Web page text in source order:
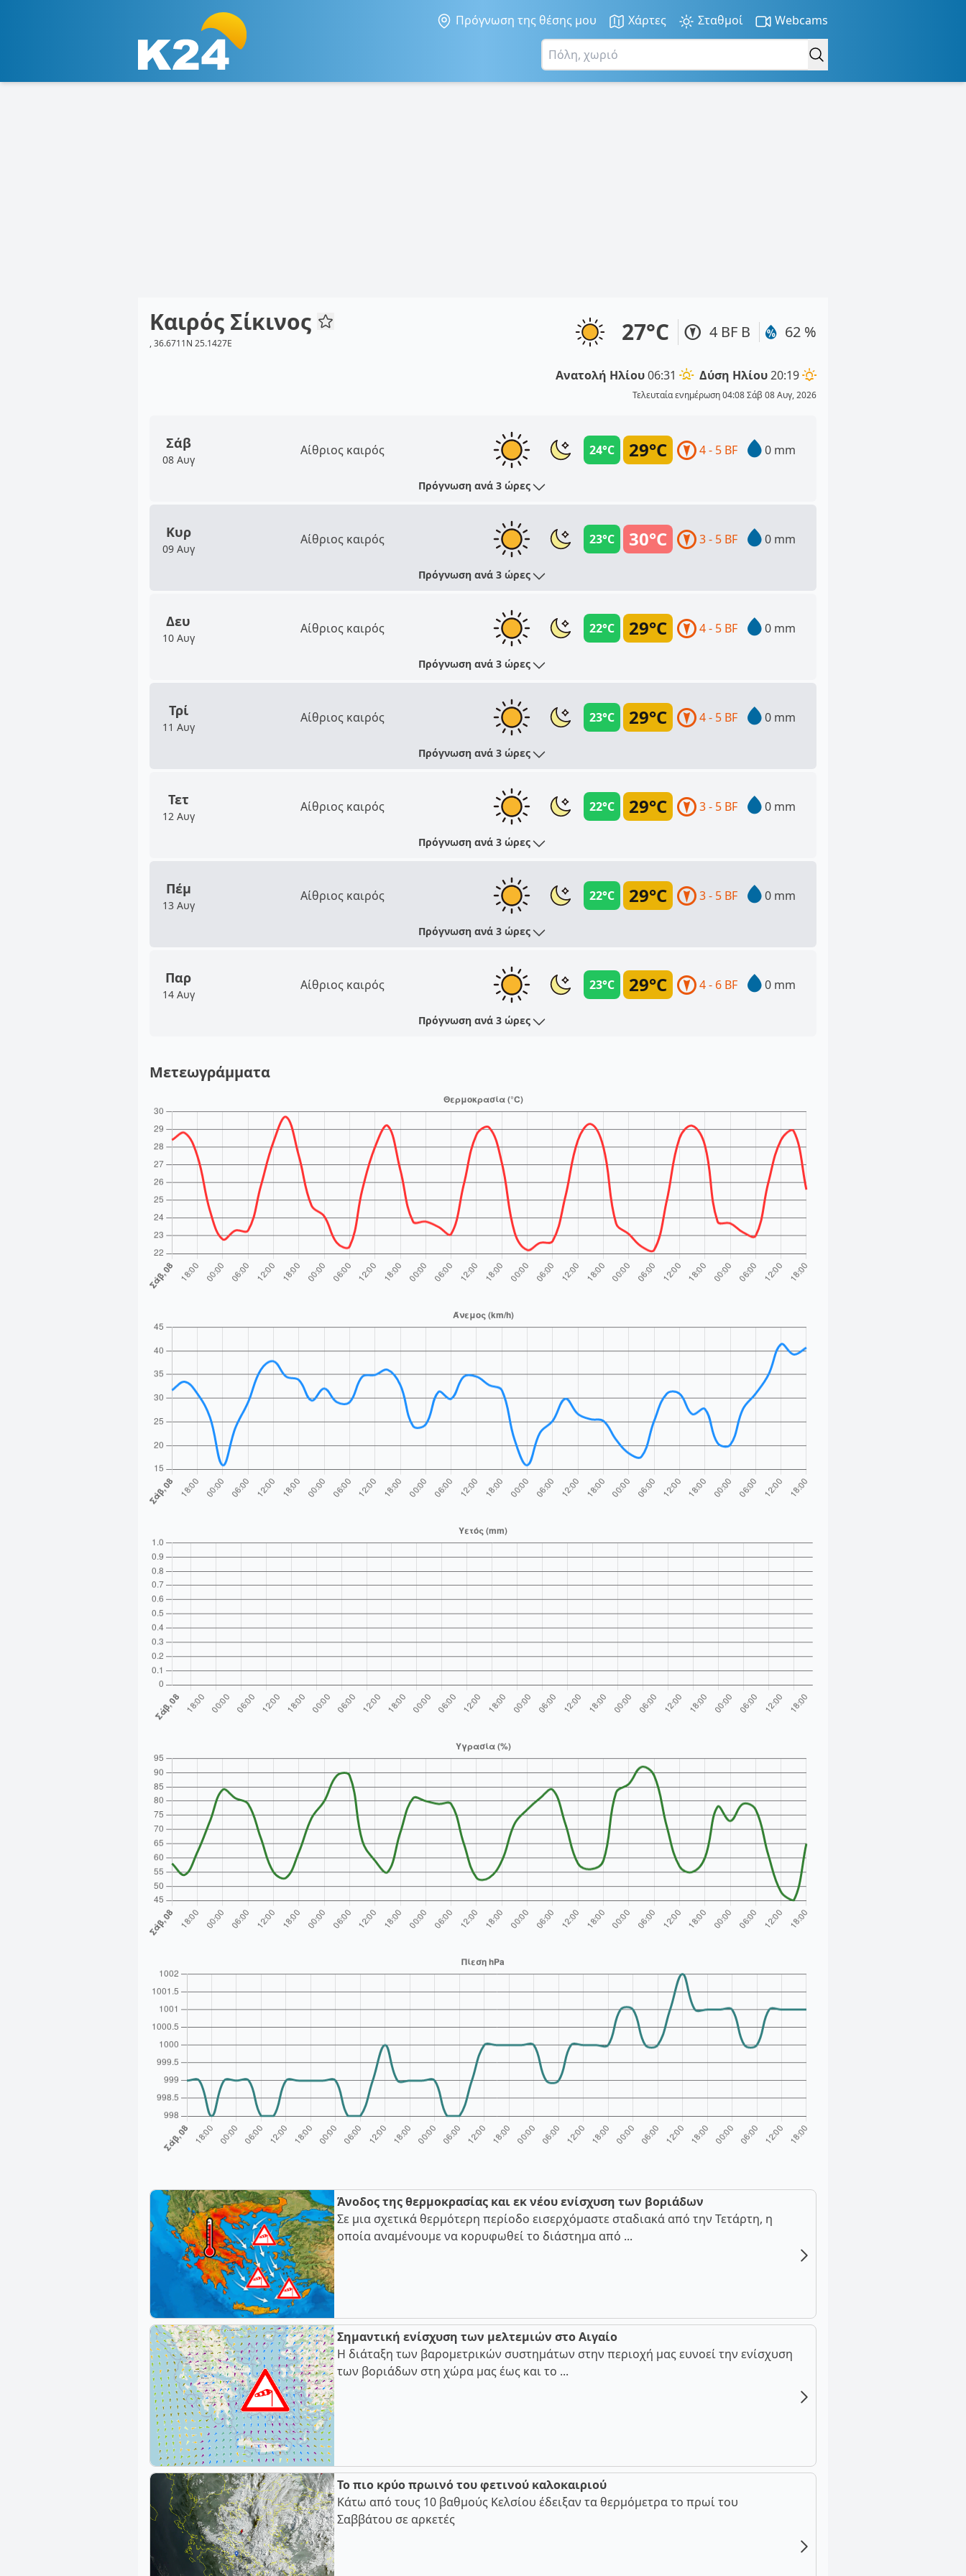
Πρόγνωση της θέσης μου Χάρτες Σταθμοί Webcams
Καιρός Σίκινος
, 36.6711N 25.1427E 27°C 4 BF Β 62 %
Ανατολή Ηλίου06:31 Δύση Ηλίου20:19
Τελευταία ενημέρωση 04:08 Σάβ 08 Αυγ, 2026
Σάβ
08 Αυγ
Αίθριος καιρός 29°C
24°C 4 - 5 BF 0 mm
Πρόγνωση ανά 3 ώρες
Κυρ
09 Αυγ
Αίθριος καιρός 30°C
23°C 3 - 5 BF 0 mm
Πρόγνωση ανά 3 ώρες
Δευ
10 Αυγ
Αίθριος καιρός 29°C
22°C 4 - 5 BF 0 mm
Πρόγνωση ανά 3 ώρες
Τρί
11 Αυγ
Αίθριος καιρός 29°C
23°C 4 - 5 BF 0 mm
Πρόγνωση ανά 3 ώρες
Τετ
12 Αυγ
Αίθριος καιρός 29°C
22°C 3 - 5 BF 0 mm
Πρόγνωση ανά 3 ώρες
Πέμ
13 Αυγ
Αίθριος καιρός 29°C
22°C 3 - 5 BF 0 mm
Πρόγνωση ανά 3 ώρες
Παρ
14 Αυγ
Αίθριος καιρός 29°C
23°C 4 - 6 BF 0 mm
Πρόγνωση ανά 3 ώρες
Μετεωγράμματα
Άνοδος της θερμοκρασίας και εκ νέου ενίσχυση των βοριάδων
Σε μια σχετικά θερμότερη περίοδο εισερχόμαστε σταδιακά από την Τετάρτη, η
οποία αναμένουμε να κορυφωθεί το διάστημα από ...
Σημαντική ενίσχυση των μελτεμιών στο Αιγαίο
Η διάταξη των βαρομετρικών συστημάτων στην περιοχή μας ευνοεί την ενίσχυση
των βοριάδων στη χώρα μας έως και το ...
Το πιο κρύο πρωινό του φετινού καλοκαιριού
Κάτω από τους 10 βαθμούς Κελσίου έδειξαν τα θερμόμετρα το πρωί του
Σαββάτου σε αρκετές